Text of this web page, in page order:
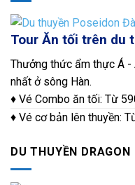
Tour Ăn tối trên du
Thưởng thức ẩm thực Á -
nhất ở sông Hàn.
♦ Vé Combo ăn tối: Từ
♦ Vé cơ bản lên thuyền:
DU THUYỀN DRAGON